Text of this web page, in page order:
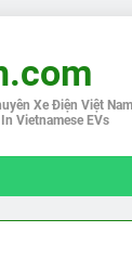
Xe Điện Việt
Vietnamese EVs